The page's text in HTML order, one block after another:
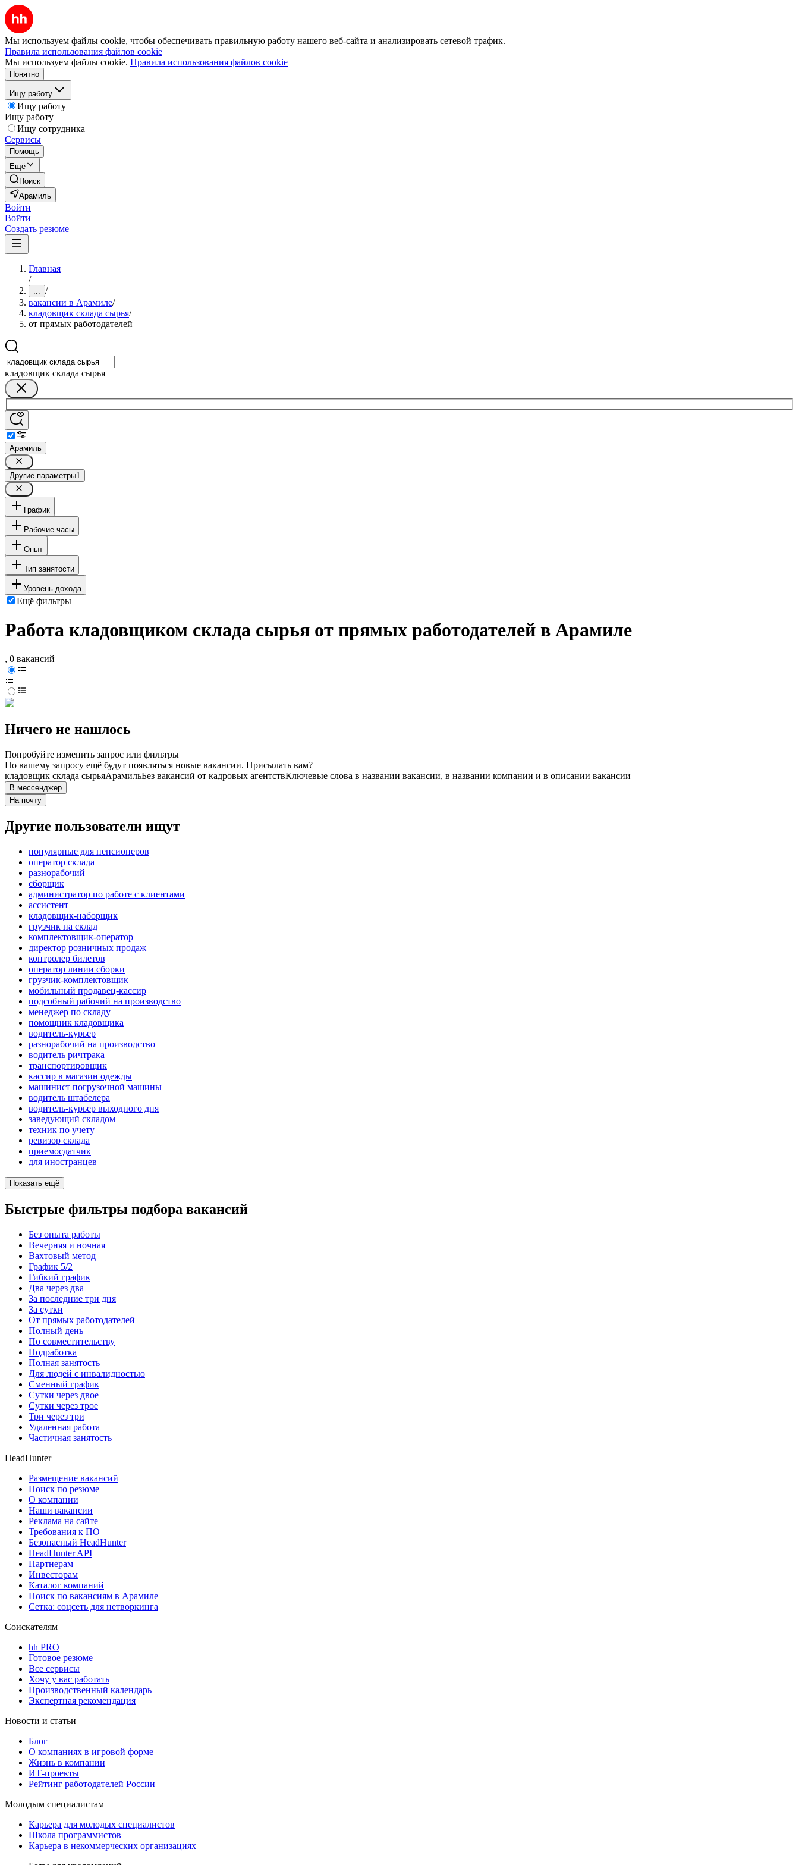
Мы используем файлы cookie, чтобы обеспечивать правильную работу нашего веб-сайта и анализировать сетевой трафик.
Правила использования файлов cookie
Мы используем файлы cookie. Правила использования файлов cookie
Понятно
Ищу работу
Ищу работу
Ищу работу
Ищу сотрудника
Сервисы
Помощь
Ещё
Поиск
Арамиль
Войти
Войти
Создать резюме
Главная
/
... /
вакансии в Арамиле/
кладовщик склада сырья/
от прямых работодателей
кладовщик склада сырья
Арамиль
Другие параметры1
График
Рабочие часы
Опыт
Тип занятости
Уровень дохода
Ещё фильтры
Работа кладовщиком склада сырья от прямых работодателей в Арамиле
, 0 вакансий
Ничего не нашлось
Попробуйте изменить запрос или фильтры
По вашему запросу ещё будут появляться новые вакансии. Присылать вам?
кладовщик склада сырьяАрамильБез вакансий от кадровых агентствКлючевые слова в названии вакансии, в названии компании и в описании вакансии
В мессенджер
На почту
Другие пользователи ищут
популярные для пенсионеров
оператор склада
разнорабочий
сборщик
администратор по работе с клиентами
ассистент
кладовщик-наборщик
грузчик на склад
комплектовщик-оператор
директор розничных продаж
контролер билетов
оператор линии сборки
грузчик-комплектовщик
мобильный продавец-кассир
подсобный рабочий на производство
менеджер по складу
помощник кладовщика
водитель-курьер
разнорабочий на производство
водитель ричтрака
транспортировщик
кассир в магазин одежды
машинист погрузочной машины
водитель штабелера
водитель-курьер выходного дня
заведующий складом
техник по учету
ревизор склада
приемосдатчик
для иностранцев
Показать ещё
Быстрые фильтры подбора вакансий
Без опыта работы
Вечерняя и ночная
Вахтовый метод
График 5/2
Гибкий график
Два через два
За последние три дня
За сутки
От прямых работодателей
Полный день
По совместительству
Подработка
Полная занятость
Для людей с инвалидностью
Сменный график
Сутки через двое
Сутки через трое
Три через три
Удаленная работа
Частичная занятость
HeadHunter
Размещение вакансий
Поиск по резюме
О компании
Наши вакансии
Реклама на сайте
Требования к ПО
Безопасный HeadHunter
HeadHunter API
Партнерам
Инвесторам
Каталог компаний
Поиск по вакансиям в Арамиле
Сетка: соцсеть для нетворкинга
Соискателям
hh PRO
Готовое резюме
Все сервисы
Хочу у вас работать
Производственный календарь
Экспертная рекомендация
Новости и статьи
Блог
О компаниях в игровой форме
Жизнь в компании
ИТ-проекты
Рейтинг работодателей России
Молодым специалистам
Карьера для молодых специалистов
Школа программистов
Карьера в некоммерческих организациях